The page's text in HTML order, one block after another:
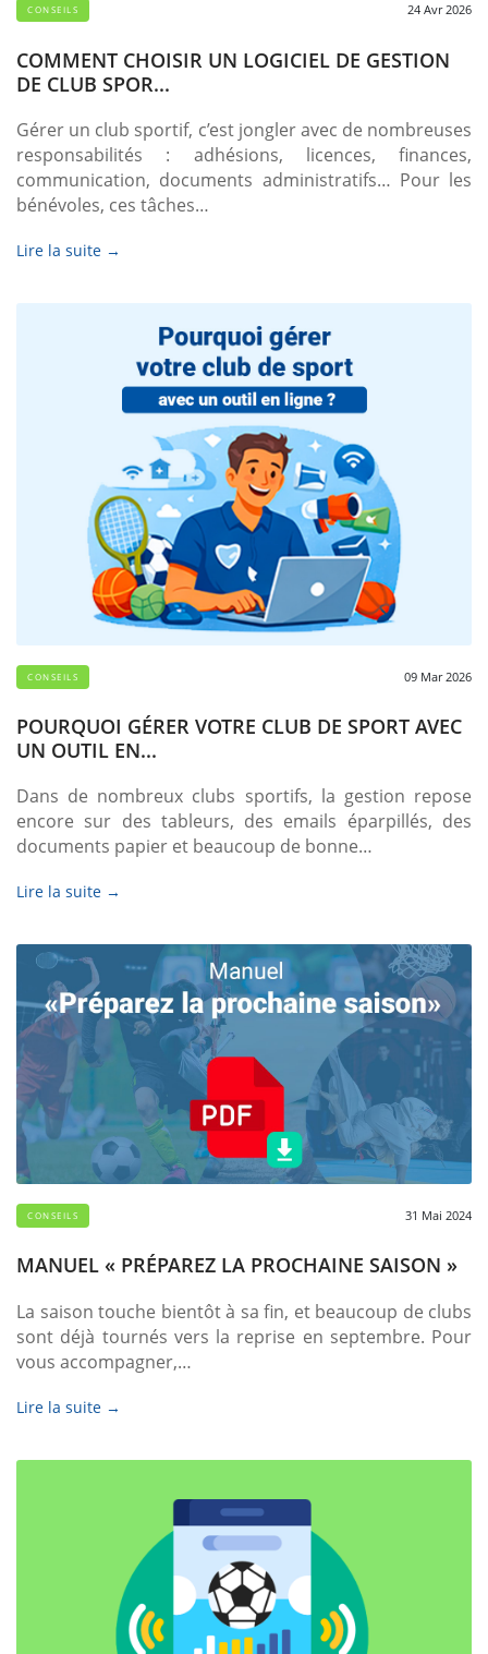
CONSEILS 24 Avr 2026
COMMENT CHOISIR UN LOGICIEL DE GESTION
DE CLUB SPOR...
Gérer un club sportif, c’est jongler avec de nombreuses
responsabilités : adhésions, licences, finances,
communication, documents administratifs… Pour les
bénévoles, ces tâches…
Lire la suite →
CONSEILS 09 Mar 2026
POURQUOI GÉRER VOTRE CLUB DE SPORT AVEC
UN OUTIL EN...
Dans de nombreux clubs sportifs, la gestion repose
encore sur des tableurs, des emails éparpillés, des
documents papier et beaucoup de bonne…
Lire la suite →
CONSEILS 31 Mai 2024
MANUEL « PRÉPAREZ LA PROCHAINE SAISON »
La saison touche bientôt à sa fin, et beaucoup de clubs
sont déjà tournés vers la reprise en septembre. Pour
vous accompagner,…
Lire la suite →